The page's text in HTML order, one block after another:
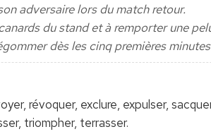
adversaire lors du match retour.
du stand et à remporter une
dès les cinq premières
révoquer, exclure, expulser,
triompher, terrasser.